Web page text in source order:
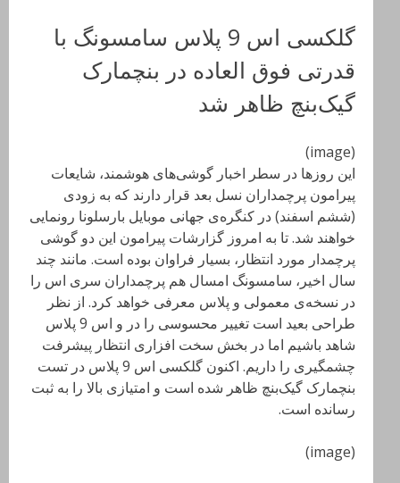
گلکسی اس 9 پلاس سامسونگ با
قدرتی فوق العاده در بنچمارک
گیک‌بنچ ظاهر شد
(image)
این روزها در سطر اخبار گوشی‌های هوشمند، شایعات
پیرامون پرچمداران نسل بعد قرار دارند که به زودی
(ششم اسفند) در کنگره‌ی جهانی موبایل بارسلونا رونمایی
خواهند شد. تا به امروز گزارشات پیرامون این دو گوشی
پرچمدار مورد انتظار، بسیار فراوان بوده است. مانند چند
سال اخیر، سامسونگ امسال هم پرچمداران سری اس را
در نسخه‌ی معمولی و پلاس معرفی خواهد کرد. از نظر
طراحی بعید است تغییر محسوسی را در و اس 9 پلاس
شاهد باشیم اما در بخش سخت افزاری انتظار پیشرفت
چشمگیری را داریم. اکنون گلکسی اس 9 پلاس در تست
بنچمارک گیک‌بنچ ظاهر شده است و امتیازی بالا را به ثبت
رسانده است.
(image)